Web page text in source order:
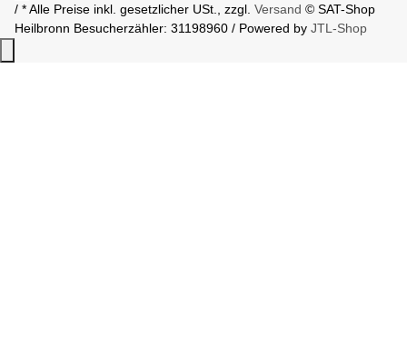
/ * Alle Preise inkl. gesetzlicher USt., zzgl. Versand © SAT-Shop
Heilbronn Besucherzähler: 31198960 / Powered by JTL-Shop